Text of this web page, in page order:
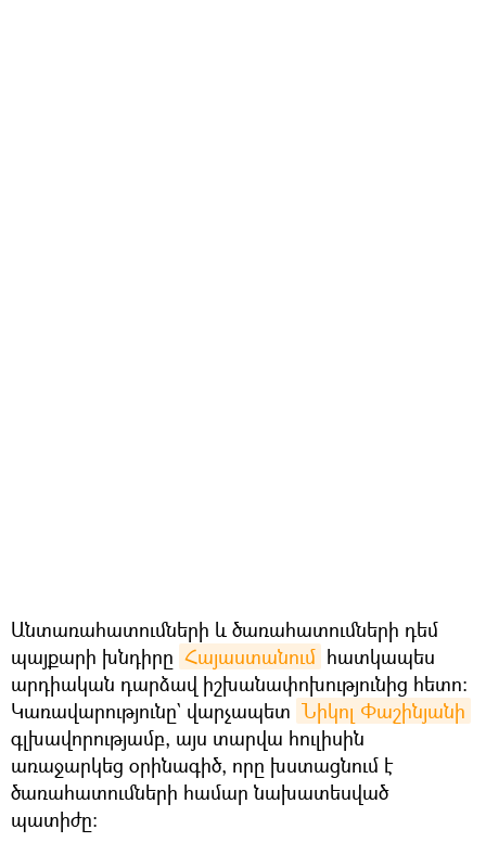
Անտառահատումների և ծառահատումների դեմ
պայքարի խնդիրը Հայաստանում հատկապես
արդիական դարձավ իշխանափոխությունից հետո։
Կառավարությունը` վարչապետ Նիկոլ Փաշինյանի
գլխավորությամբ, այս տարվա հուլիսին
առաջարկեց օրինագիծ, որը խստացնում է
ծառահատումների համար նախատեսված
պատիժը։